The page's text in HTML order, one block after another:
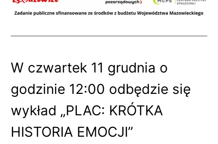
W czwartek 11 grudnia o
godzinie 12:00 odbędzie się
wykład „PLAC: KRÓTKA
HISTORIA EMOCJI”